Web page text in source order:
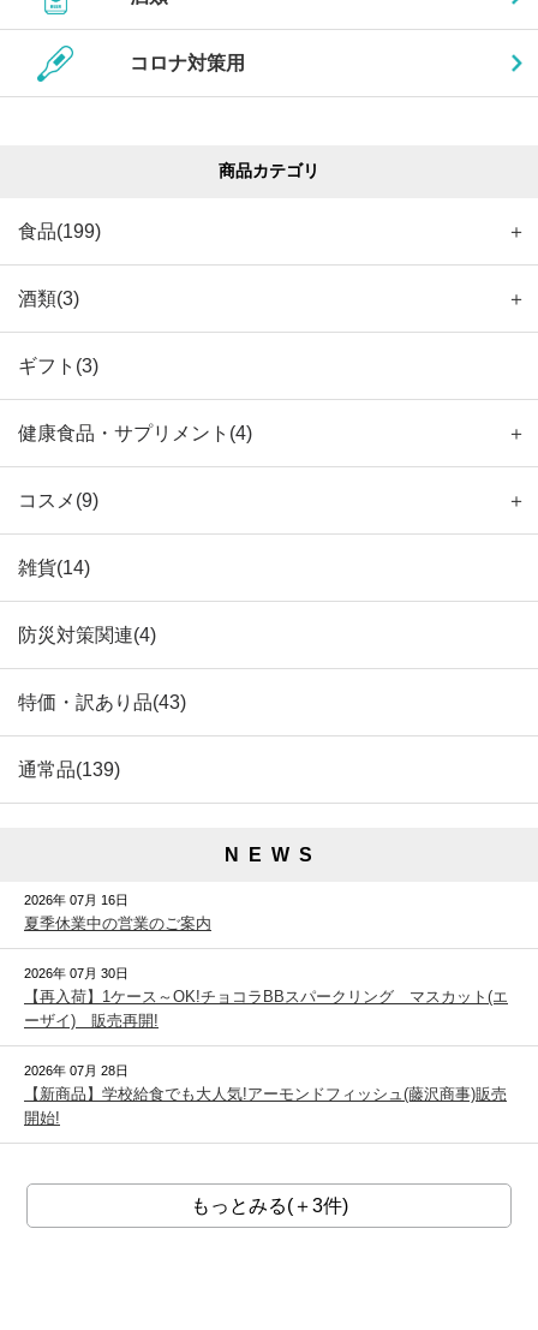
コロナ対策用
商品カテゴリ
食品(199) ＋
酒類(3) ＋
ギフト(3)
健康食品・サプリメント(4) ＋
コスメ(9) ＋
雑貨(14)
防災対策関連(4)
特価・訳あり品(43)
通常品(139)
N E W S
2026年 07月 16日
夏季休業中の営業のご案内
2026年 07月 30日
【再入荷】1ケース～OK!チョコラBBスパークリング マスカット(エ
ーザイ) 販売再開!
2026年 07月 28日
【新商品】学校給食でも大人気!アーモンドフィッシュ(藤沢商事)販売
開始!
もっとみる(＋3件)